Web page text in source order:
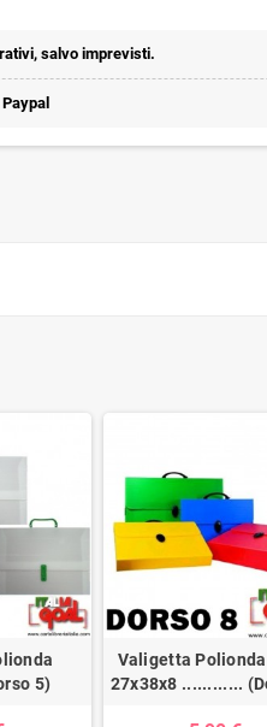
salvo imprevisti.
5)
Valigetta
27x38x8 ............